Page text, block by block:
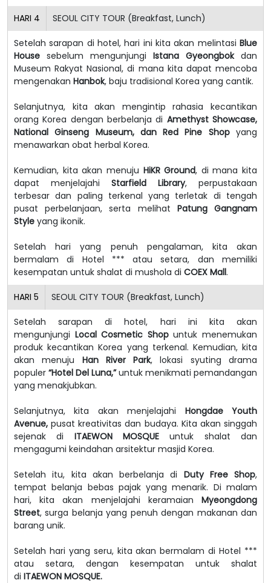
HARI 4 SEOUL CITY TOUR (Breakfast, Lunch)
Setelah sarapan di hotel, hari ini kita akan melintasi Blue
House sebelum mengunjungi Istana Gyeongbokdan
Museum Rakyat Nasional, di mana kita dapat mencoba
mengenakan Hanbok, baju tradisional Korea yang cantik.
Selanjutnya, kita akan mengintip rahasia kecantikan
orang Korea dengan berbelanja di Amethyst Showcase,
National Ginseng Museum, dan Red Pine Shopyang
menawarkan obat herbal Korea.
Kemudian, kita akan menuju HiKR Ground, di mana kita
dapat menjelajahi Starfield Library, perpustakaan
terbesar dan paling terkenal yang terletak di tengah
pusat perbelanjaan, serta melihat Patung Gangnam
Style yang ikonik.
Setelah hari yang penuh pengalaman, kita akan
bermalam di Hotel *** atau setara, dan memiliki
kesempatan untuk shalat di mushola di COEX Mall.
HARI 5 SEOUL CITY TOUR (Breakfast, Lunch)
Setelah sarapan di hotel, hari ini kita akan
mengunjungi Local Cosmetic Shopuntuk menemukan
produk kecantikan Korea yang terkenal. Kemudian, kita
akan menuju Han River Park, lokasi syuting drama
populer “Hotel Del Luna,”untuk menikmati pemandangan
yang menakjubkan.
Selanjutnya, kita akan menjelajahi Hongdae Youth
Avenue, pusat kreativitas dan budaya. Kita akan singgah
sejenak di ITAEWON MOSQUEuntuk shalat dan
mengagumi keindahan arsitektur masjid Korea.
Setelah itu, kita akan berbelanja di Duty Free Shop,
tempat belanja bebas pajak yang menarik. Di malam
hari, kita akan menjelajahi keramaian Myeongdong
Street, surga belanja yang penuh dengan makanan dan
barang unik.
Setelah hari yang seru, kita akan bermalam di Hotel ***
atau setara, dengan kesempatan untuk shalat
di ITAEWON MOSQUE.